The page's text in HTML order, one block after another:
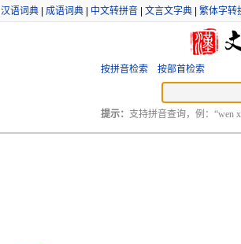
汉语词典 成语词典 中文转拼音 文言文字典 繁体字转
按拼音检索 按部首检索
提示： 支持拼音查询，例：“wen